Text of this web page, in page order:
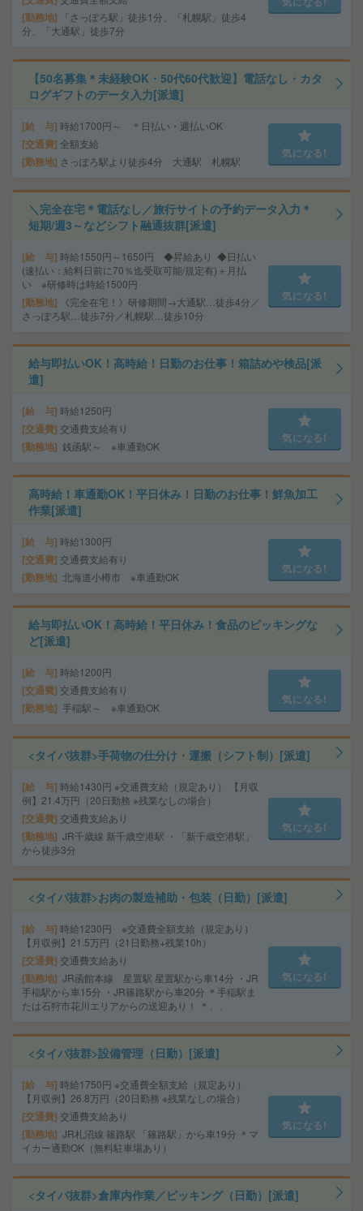
勤務地
「さっぽろ駅」徒歩1分、「札幌駅」徒歩4
分、「大通駅」徒歩7分
【50名募集＊未経験OK・50代60代歓迎】電話なし・カタ
ログギフトのデータ入力[派遣]
給 与 時給1700円～ ＊日払い・週払いOK
交通費 全額支給
勤務地 さっぽろ駅より徒歩4分 大通駅 札幌駅
気になる!
＼完全在宅＊電話なし／旅行サイトの予約データ入力＊
短期/週3～などシフト融通抜群[派遣]
給 与 時給1550円～1650円 ◆昇給あり ◆日払い
(速払い：給料日前に70％迄受取可能/規定有)＋月払
い ※研修時は時給1500円
勤務地
《完全在宅！》研修期間→大通駅…徒歩4分／
さっぽろ駅…徒歩7分／札幌駅…徒歩10分
気になる!
給与即払いOK！高時給！日勤のお仕事！箱詰めや検品[派
遣]
給 与 時給1250円
交通費 交通費支給有り
勤務地 銭函駅～ ※車通勤OK
気になる!
高時給！車通勤OK！平日休み！日勤のお仕事！鮮魚加工
作業[派遣]
給 与 時給1300円
交通費 交通費支給有り
勤務地 北海道小樽市 ※車通勤OK
気になる!
給与即払いOK！高時給！平日休み！食品のピッキングな
ど[派遣]
給 与 時給1200円
交通費 交通費支給有り
勤務地 手稲駅～ ※車通勤OK
気になる!
<タイパ抜群>手荷物の仕分け・運搬（シフト制）[派遣]
給 与 時給1430円 ※交通費支給（規定あり） 【月収
例】21.4万円（20日勤務 ※残業なしの場合）
交通費 交通費支給あり
勤務地 JR千歳線 新千歳空港駅 ・「新千歳空港駅」
から徒歩3分
気になる!
<タイパ抜群>お肉の製造補助・包装（日勤）[派遣]
給 与 時給1230円 ※交通費全額支給（規定あり）
【月収例】21.5万円（21日勤務+残業10h）
交通費 交通費支給あり
勤務地 JR函館本線 星置駅 星置駅から車14分 ・JR
手稲駅から車15分 ・JR篠路駅から車20分 ＊手稲駅ま
たは石狩市花川エリアからの送迎あり！ ＊、、
気になる!
<タイパ抜群>設備管理（日勤）[派遣]
給 与 時給1750円 ※交通費全額支給（規定あり）
【月収例】26.8万円（20日勤務 ※残業なしの場合）
交通費 交通費支給あり
勤務地 JR札沼線 篠路駅 「篠路駅」から車19分 ＊マ
イカー通勤OK（無料駐車場あり）
気になる!
<タイパ抜群>倉庫内作業／ピッキング（日勤）[派遣]